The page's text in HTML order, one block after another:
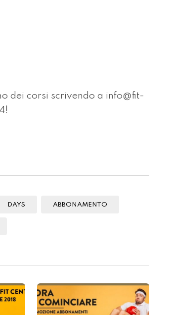
dei corsi scrivendo a info@fit-
DAYS ABBONAMENTO